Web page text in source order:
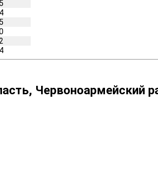
Червоноармейский